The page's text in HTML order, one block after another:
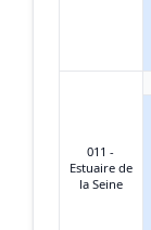
011 -
Estuaire de
la Seine